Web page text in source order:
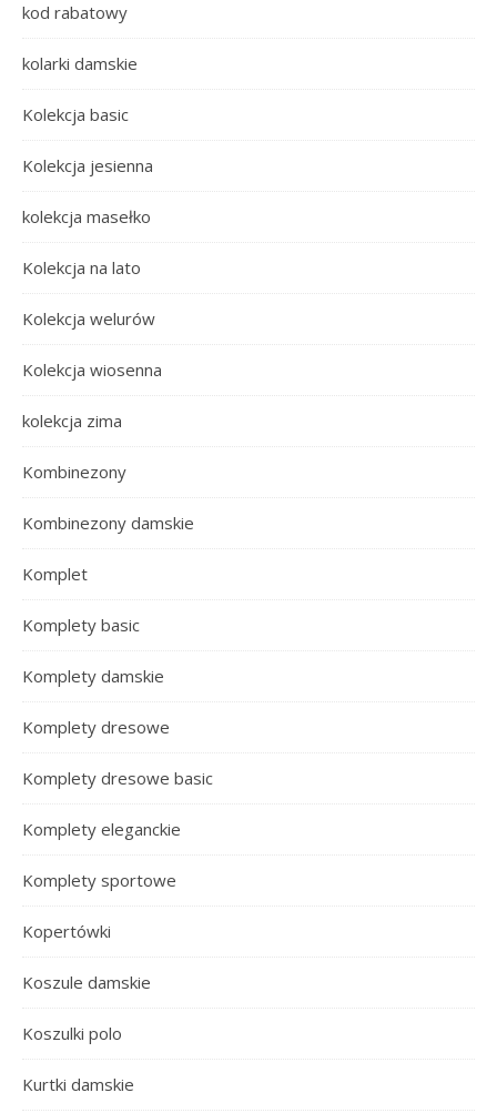
kod rabatowy
kolarki damskie
Kolekcja basic
Kolekcja jesienna
kolekcja masełko
Kolekcja na lato
Kolekcja welurów
Kolekcja wiosenna
kolekcja zima
Kombinezony
Kombinezony damskie
Komplet
Komplety basic
Komplety damskie
Komplety dresowe
Komplety dresowe basic
Komplety eleganckie
Komplety sportowe
Kopertówki
Koszule damskie
Koszulki polo
Kurtki damskie